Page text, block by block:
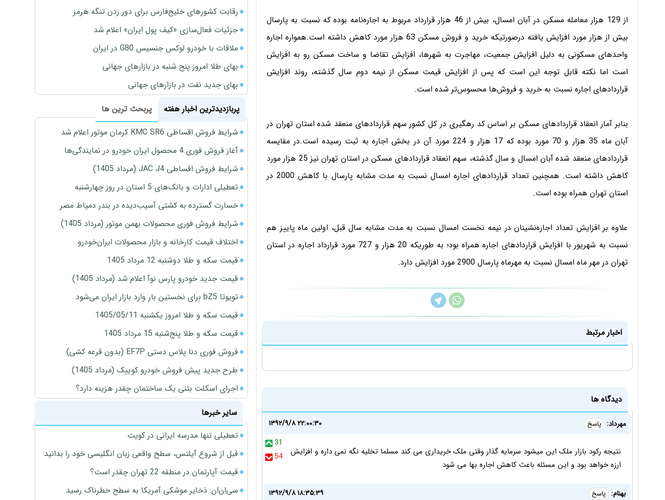
از 129 هزار معامله مسکن در آبان امسال،‌ بیش از 46 هزار قرارداد مربوط به اجاره‌نامه‌ بوده که نسبت به پارسال
بیش از هزار مورد افزایش یافته درصورتیکه خرید و فروش‌ مسکن 63 هزار مورد کاهش داشته است.همواره اجاره
واحدهای مسکونی به دلیل افزایش جمعیت،‌ مهاجرت به شهرها، افزایش تقاضا و ساخت مسکن رو به افزایش
است اما نکته قابل توجه این است که پس از افزایش قیمت مسکن از نیمه دوم سال گذشته، ‌روند افزایش
قراردادهای اجاره نسبت به خرید و فروش‌ها محسوس‌تر شده است.
بنابر آمار انعقاد قراردادهای مسکن بر اساس کد رهگیری در کل کشور سهم قراردادهای منعقد شده استان تهران در
آبان‌ ماه 35 هزار و 70 مورد بوده که 17 هزار و 224 مورد آن در بخش اجاره به ثبت رسیده است.در مقایسه
قراردادهای منعقد شده آبان امسال و سال گذشته، سهم انعقاد قراردادهای مسکن در استان تهران نیز 25 هزار مورد
کاهش داشته است. همچنین تعداد قراردادهای اجاره امسال نسبت به مدت مشابه پارسال با کاهش 2000 در
استان تهران همراه بوده است.
علاوه بر افزایش تعداد اجاره‌نشینان در نیمه نخست امسال نسبت به مدت مشابه سال قبل، اولین ماه پاییز هم
نسبت به شهریور با افزایش قراردادهای اجاره همراه بود؛ به طوریکه 20 هزار و 727 مورد قرارداد اجاره در استان
تهران در مهر ماه امسال نسبت به مهرماه پارسال 2900 مورد افزایش دارد.
اخبار مرتبط
دیدگاه ها
مهرداد: پاسخ
۱۳۹۲/۹/۸ ۲۲:۰۰:۳۰
31
54
نتیجه رکود بازار ملک این میشود سرمایه گذار وقتی ملک خریداری می کند مسلما تخلیه نگه نمی داره و افزایش
ارزه خواهد بود و این مسئله باعث کاهش اجاره بها می شود
بهنام: پاسخ
۱۳۹۲/۹/۸ ۱۸:۳۵:۳۹
رقابت کشورهای خلیج‌فارس برای دور زدن تنگه هرمز
جزئیات فعال‌سازی «کیف پول ایران» اعلام شد
ملاقات با خودرو لوکس جنسیس G80 در ایران
بهای طلا امروز پنج شنبه در بازارهای جهانی
بهای جدید نفت در بازارهای جهانی
پربازدیدترین اخبار هفته
پربحث ترین ها
شرایط فروش اقساطی KMC SR6 کرمان موتور اعلام شد
آغاز فروش فوری 4 محصول ایران خودرو در نمایندگی‌ها
شرایط فروش اقساطی JAC J4 (مرداد 1405)
تعطیلی ادارات و بانک‌های 5 استان در روز چهارشنبه
خسارت گسترده به کشتی آسیب‌دیده در بندر دمیاط مصر
شرایط فروش فوری محصولات بهمن موتور (مرداد 1405)
اختلاف قیمت کارخانه و بازار محصولات ایران‌خودرو
قیمت سکه و طلا دوشنبه 12 مرداد 1405
قیمت جدید خودرو پارس نوآ اعلام شد (مرداد 1405)
تویوتا bZ5 برای نخستین بار وارد بازار ایران می‌شود
قیمت سکه و طلا امروز یکشنبه 1405/05/11
قیمت سکه و طلا پنج‌شنبه 15 مرداد 1405
فروش فوری دنا پلاس دستی EF7P (بدون قرعه کشی)
طرح جدید پیش فروش خودرو کوییک (مرداد 1405)
اجرای اسکلت بتنی یک ساختمان چقدر هزینه دارد؟
سایر خبرها
تعطیلی تنها مدرسه ایرانی در کویت
قبل از شروع آیلتس، سطح واقعی زبان انگلیسی خود را بدانید
قیمت آپارتمان در منطقه 22 تهران چقدر است؟
سی‌ان‌ان: ذخایر موشکی آمریکا به سطح خطرناک رسید